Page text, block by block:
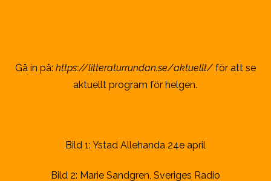
Gå in på: https://litteraturrundan.se/aktuellt/för att se
aktuellt program för helgen.
Bild 1: Ystad Allehanda 24e april
Bild 2: Marie Sandgren, Sveriges Radio